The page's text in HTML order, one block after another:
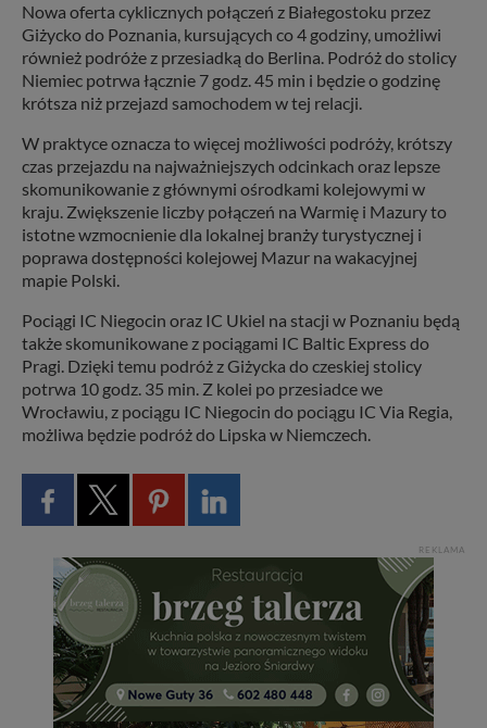
Nowa oferta cyklicznych połączeń z Białegostoku przez
Giżycko do Poznania, kursujących co 4 godziny, umożliwi
również podróże z przesiadką do Berlina. Podróż do stolicy
Niemiec potrwa łącznie 7 godz. 45 min i będzie o godzinę
krótsza niż przejazd samochodem w tej relacji.
W praktyce oznacza to więcej możliwości podróży, krótszy
czas przejazdu na najważniejszych odcinkach oraz lepsze
skomunikowanie z głównymi ośrodkami kolejowymi w
kraju. Zwiększenie liczby połączeń na Warmię i Mazury to
istotne wzmocnienie dla lokalnej branży turystycznej i
poprawa dostępności kolejowej Mazur na wakacyjnej
mapie Polski.
Pociągi IC Niegocin oraz IC Ukiel na stacji w Poznaniu będą
także skomunikowane z pociągami IC Baltic Express do
Pragi. Dzięki temu podróż z Giżycka do czeskiej stolicy
potrwa 10 godz. 35 min. Z kolei po przesiadce we
Wrocławiu, z pociągu IC Niegocin do pociągu IC Via Regia,
możliwa będzie podróż do Lipska w Niemczech.
REKLAMA